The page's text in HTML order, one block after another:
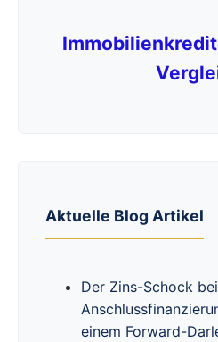
Aktuelle Blog Artikel
Der Zins-Schock
einem Forward-